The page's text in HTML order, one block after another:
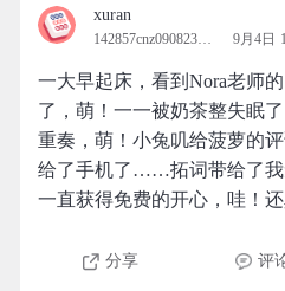
xuran
142857cnz090823wangxi 9月4日
一大早起床，看到Nora老师
了，萌！一一被奶茶整失眠
重奏，萌！小兔叽给菠萝的
给了手机了……拓词带给了我
一直获得免费的开心，哇！
分享 评